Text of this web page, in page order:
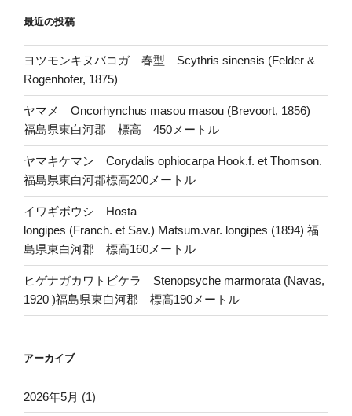
最近の投稿
ヨツモンキヌバコガ 春型 Scythris sinensis (Felder &
Rogenhofer, 1875)
ヤマメ Oncorhynchus masou masou (Brevoort, 1856)
福島県東白河郡 標高 450メートル
ヤマキケマン Corydalis ophiocarpa Hook.f. et Thomson.
福島県東白河郡標高200メートル
イワギボウシ Hosta
longipes (Franch. et Sav.) Matsum.var. longipes (1894) 福
島県東白河郡 標高160メートル
ヒゲナガカワトビケラ Stenopsyche marmorata (Navas,
1920 )福島県東白河郡 標高190メートル
アーカイブ
2026年5月 (1)